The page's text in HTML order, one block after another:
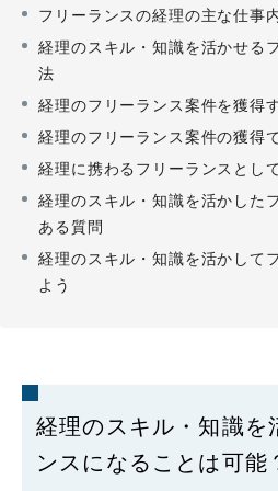
フリーランスの経理の主な仕事
経理のスキル・知識を活かせる
法
経理のフリーランス案件を獲得
経理のフリーランス案件の獲得
経理に携わるフリーランスとし
経理のスキル・知識を活かした
ある質問
経理のスキル・知識を活かして
よう
経理のスキル・知識を
ンスになることは可能